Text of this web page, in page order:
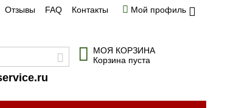
Отзывы FAQ Контакты Мой профиль
МОЯ КОРЗИНА
Корзина пуста